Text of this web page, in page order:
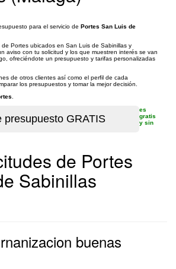
para el servicio de Portes San Luis de
Portes ubicados en San Luis de Sabinillas y
aviso con tu solicitud y los que muestren interés se van
ofreciéndote un presupuesto y tarifas personalizadas
de otros clientes así como el perfil de cada
los presupuestos y tomar la mejor decisión.
es
gratis
y sin
de Portes
Sabinillas
buenas